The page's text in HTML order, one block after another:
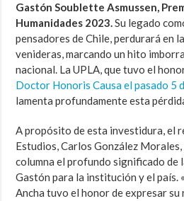
Gastón Soublette Asmussen,
Humanidades 2023.Su legado
pensadores de Chile, perdurará en
venideras, marcando un hito
nacional. La UPLA, que tuvo el
Doctor Honoris Causa el pasado 5
lamenta profundamente esta
A propósito de esta investidura, el
Estudios, Carlos González
columna el profundo significado de
Gastón para la institución y el país.
Ancha tuvo el honor de expresar